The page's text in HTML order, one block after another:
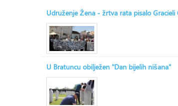
Udruženje Žena - žrtva rata pisalo
U Bratuncu obilježen "Dan bijelih nišana"